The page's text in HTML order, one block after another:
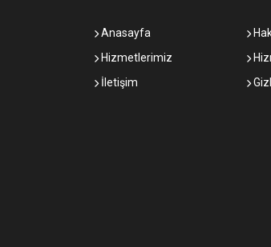
Anasayfa
Hizmetlerimiz
İletişim